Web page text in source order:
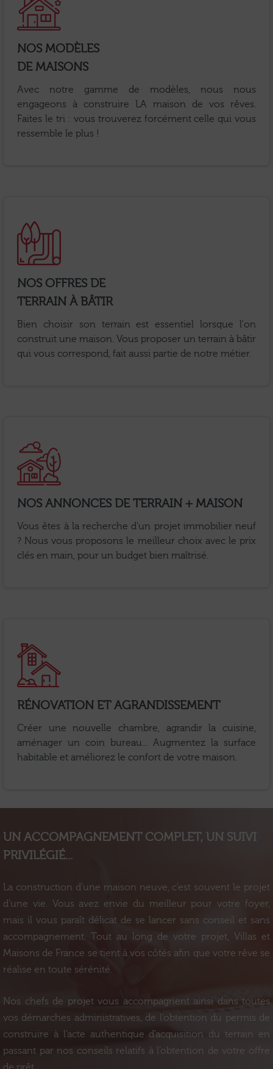
NOS MODÈLES
DE MAISONS
Avec notre gamme de modèles, nous nous
engageons à construire LA maison de vos rêves.
Faites le tri : vous trouverez forcément celle qui vous
ressemble le plus !
NOS OFFRES DE
TERRAIN À BÂTIR
Bien choisir son terrain est essentiel lorsque l'on
construit une maison. Vous proposer un terrain à bâtir
qui vous correspond, fait aussi partie de notre métier.
NOS ANNONCES DE TERRAIN + MAISON
Vous êtes à la recherche d'un projet immobilier neuf
? Nous vous proposons le meilleur choix avec le prix
clés en main, pour un budget bien maîtrisé.
RÉNOVATION ET AGRANDISSEMENT
Créer une nouvelle chambre, agrandir la cuisine,
aménager un coin bureau... Augmentez la surface
habitable et améliorez le confort de votre maison.
UN ACCOMPAGNEMENT COMPLET, UN SUIVI
PRIVILÉGIÉ...
La construction d’une maison neuve, c’est souvent le projet
d’une vie. Vous avez envie du meilleur pour votre foyer,
mais il vous paraît délicat de se lancer sans conseil et sans
accompagnement. Tout au long de votre projet, Villas et
Maisons de France se tient à vos côtés afin que votre rêve se
réalise en toute sérénité.
Nos chefs de projet vous accompagnent ainsi dans toutes
vos démarches administratives, de l’obtention du permis de
construire à l’acte authentique d’acquisition du terrain en
passant par nos conseils relatifs à l’obtention de votre offre